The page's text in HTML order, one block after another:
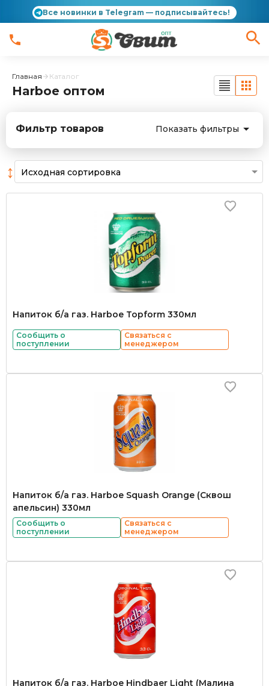
Все новинки в Telegram — подписывайтесь!
Главная Каталог
Harboe оптом
Фильтр товаров Показать фильтры
↕
Напиток б/а газ. Harboe Topform 330мл
Сообщить о
поступлении
Связаться с
менеджером
Напиток б/а газ. Harboe Squash Orange (Сквош
апельсин) 330мл
Сообщить о
поступлении
Связаться с
менеджером
Напиток б/а газ. Harboe Hindbaer Light (Малина